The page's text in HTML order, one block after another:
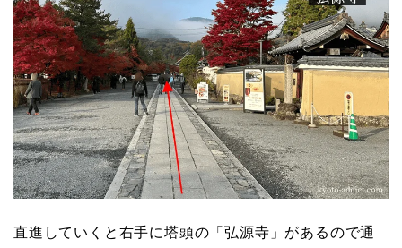
直進していくと右手に塔頭の「弘源寺」があるので通